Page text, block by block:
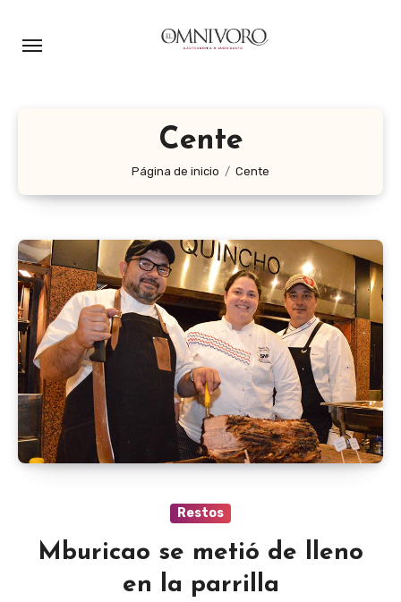
Cente
Página de inicio Cente
Restos
Mburicao se metió de lleno
en la parrilla